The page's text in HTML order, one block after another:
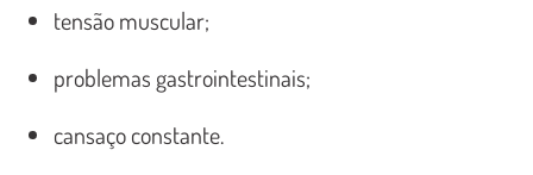
tensão muscular;
problemas gastrointestinais;
cansaço constante.